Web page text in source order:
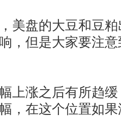
盘的大豆和豆粕
，但是大家要注
涨之后有所趋缓
，在这个位置如